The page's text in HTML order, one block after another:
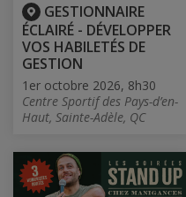
GESTIONNAIRE
ÉCLAIRÉ - DÉVELOPPER
VOS HABILETÉS DE
GESTION
1er octobre 2026, 8h30
Centre Sportif des Pays-d’en-
Haut, Sainte-Adèle, QC